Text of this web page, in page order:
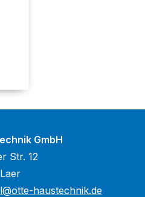
GmbH
Str. 12
haustechnik.de